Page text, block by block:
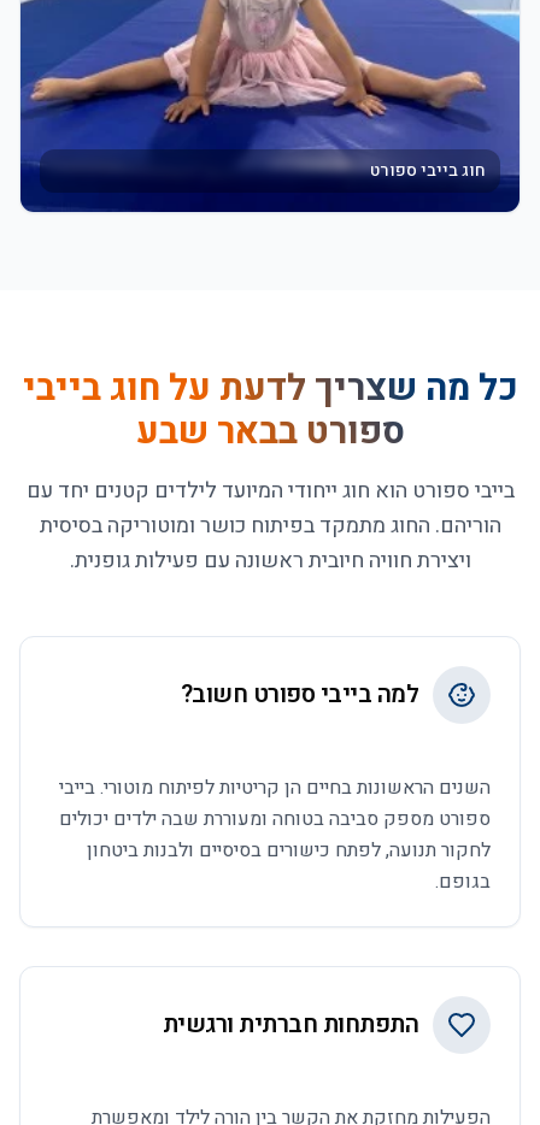
חוג בייבי ספורט
כל מה שצריך לדעת על חוג בייבי
ספורט בבאר שבע
בייבי ספורט הוא חוג ייחודי המיועד לילדים קטנים יחד עם
הוריהם. החוג מתמקד בפיתוח כושר ומוטוריקה בסיסית
ויצירת חוויה חיובית ראשונה עם פעילות גופנית.
למה בייבי ספורט חשוב?
השנים הראשונות בחיים הן קריטיות לפיתוח מוטורי. בייבי
ספורט מספק סביבה בטוחה ומעוררת שבה ילדים יכולים
לחקור תנועה, לפתח כישורים בסיסיים ולבנות ביטחון
בגופם.
התפתחות חברתית ורגשית
הפעילות מחזקת את הקשר בין הורה לילד ומאפשרת